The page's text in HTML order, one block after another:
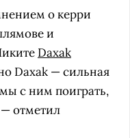
о керри
и
Daxak
Daxak — сильная
с ним поиграть,
отметил